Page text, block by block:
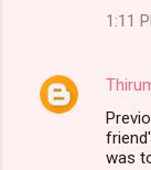
1:11
was